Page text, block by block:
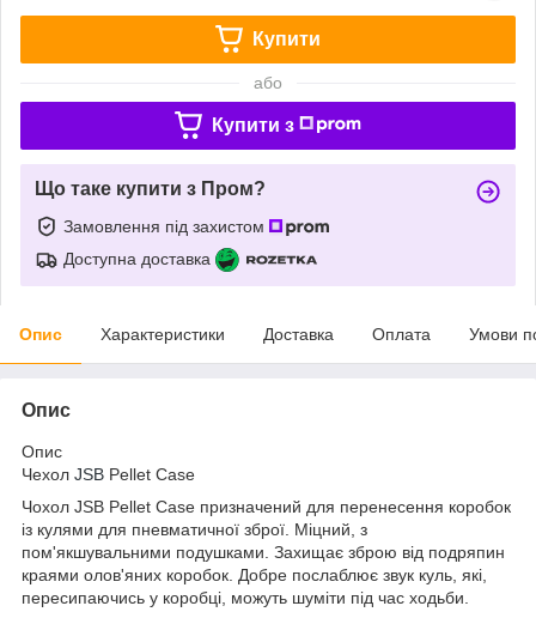
Купити
або
Купити з
Що таке купити з Пром?
Замовлення під захистом
Доступна доставка
Опис Характеристики Доставка Оплата Умови
Опис
Опис
Чехол JSB Pellet Case
Чохол JSB Pellet Case призначений для перенесення коробок
із кулями для пневматичної зброї. Міцний, з
пом'якшувальними подушками. Захищає зброю від подряпин
краями олов'яних коробок. Добре послаблює звук куль, які,
пересипаючись у коробці, можуть шуміти під час ходьби.